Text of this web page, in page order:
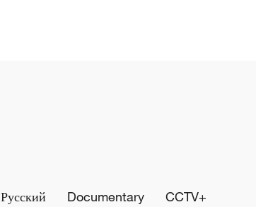
Русский Documentary CCTV+